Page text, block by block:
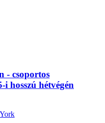
- csoportos
hosszú hétvégén